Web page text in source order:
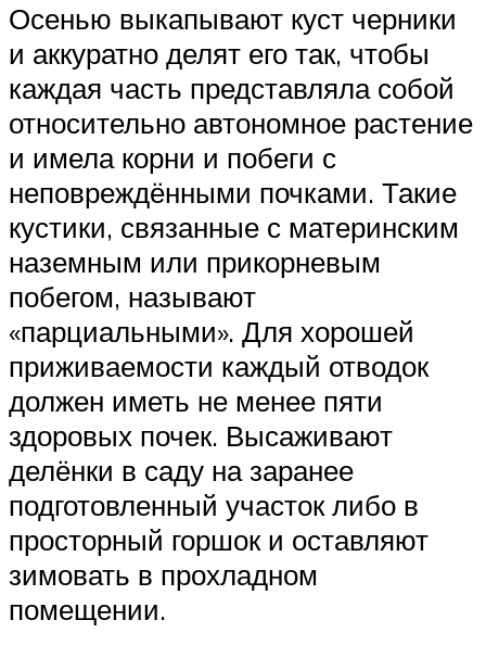
Осенью выкапывают куст черники
и аккуратно делят его так, чтобы
каждая часть представляла собой
относительно автономное растение
и имела корни и побеги с
неповреждёнными почками. Такие
кустики, связанные с материнским
наземным или прикорневым
побегом, называют
«парциальными». Для хорошей
приживаемости каждый отводок
должен иметь не менее пяти
здоровых почек. Высаживают
делёнки в саду на заранее
подготовленный участок либо в
просторный горшок и оставляют
зимовать в прохладном
помещении.